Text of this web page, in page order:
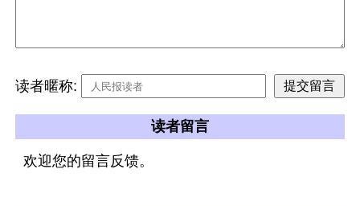
读者暱称:
读者留言
欢迎您的留言反馈。